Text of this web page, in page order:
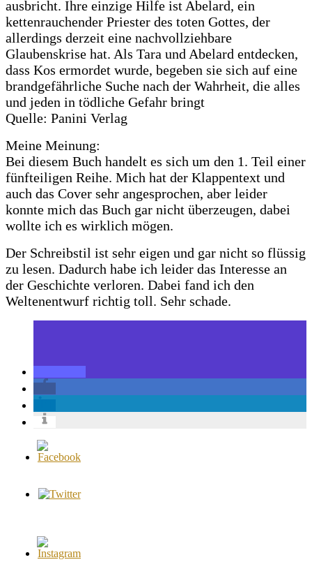
ausbricht. Ihre einzige Hilfe ist Abelard, ein
kettenrauchender Priester des toten Gottes, der
allerdings derzeit eine nachvollziehbare
Glaubenskrise hat. Als Tara und Abelard entdecken,
dass Kos ermordet wurde, begeben sie sich auf eine
brandgefährliche Suche nach der Wahrheit, die alles
und jeden in tödliche Gefahr bringt
Quelle: Panini Verlag
Meine Meinung:
Bei diesem Buch handelt es sich um den 1. Teil einer
fünfteiligen Reihe. Mich hat der Klappentext und
auch das Cover sehr angesprochen, aber leider
konnte mich das Buch gar nicht überzeugen, dabei
wollte ich es wirklich mögen.
Der Schreibstil ist sehr eigen und gar nicht so flüssig
zu lesen. Dadurch habe ich leider das Interesse an
der Geschichte verloren. Dabei fand ich den
Weltenentwurf richtig toll. Sehr schade.